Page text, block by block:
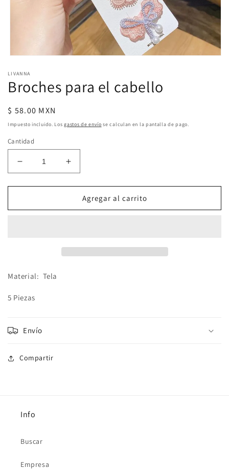
multimedia
1
en
ventana
modal
LIVANNA
Broches para el cabello
Precio
habitual
$ 58.00 MXN
Impuesto incluido. Losgastos de envío se calculan en la pantalla de pago.
Cantidad
Reducir
cantidad
para
para
Aumentar
cantidad
para
Broches
para
Agregar al carrito
Material: Tela
5 Piezas
Envío
Compartir
Info
Buscar
Empresa